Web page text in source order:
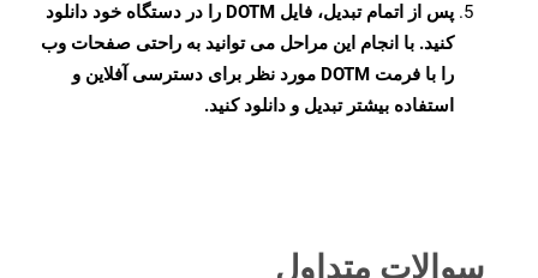
پس از اتمام تبدیل، فایل DOTM را در دستگاه خود دانلود
کنید. با انجام این مراحل می توانید به راحتی صفحات وب
را با فرمت DOTM مورد نظر برای دسترسی آفلاین و
استفاده بیشتر تبدیل و دانلود کنید.
سوالات متداول